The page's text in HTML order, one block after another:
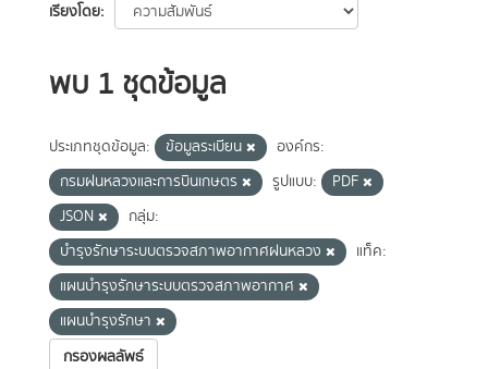
เรียงโดย
พบ 1 ชุดข้อมูล
ประเภทชุดข้อมูล: ข้อมูลระเบียน
องค์กร:
กรมฝนหลวงและการบินเกษตร
รูปแบบ:
PDF
JSON
กลุ่ม:
บำรุงรักษาระบบตรวจสภาพอากาศฝนหลวง
แท็ค:
แผนบำรุงรักษาระบบตรวจสภาพอากาศ
แผนบำรุงรักษา
กรองผลลัพธ์